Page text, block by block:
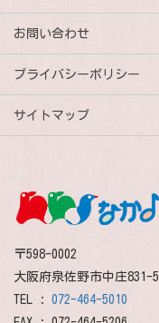
お問い合わせ
プライバシーポリシー
サイトマップ
〒598-0002
大阪府泉佐野市中庄831-5
TEL : 072-464-5010